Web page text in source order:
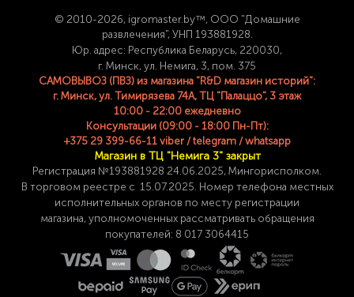
© 2010-2026, igromaster.by™, ООО "Домашние
развлечения", УНП 193881928.
Юр. адрес: Республика Беларусь, 220030,
г. Минск, ул. Немига, 3, пом. 375
САМОВЫВОЗ (ПВЗ) из магазина "R&D магазин историй":
г. Минск, ул. Тимирязева 74A, ТЦ "Палаццо", 3 этаж
10:00 - 22:00 ежедневно
Консультации (09:00 - 18:00 Пн-Пт):
+375 29 399-66-11 viber / telegram / whatsapp
Магазин в ТЦ "Немига 3" закрыт
Регистрация №193881928 24 .06.2025, Мингорисполком.
В торговом реестре с 15.07.2025. Номер телефона местных
исполнительных органов по месту регистрации
магазина,уполномоченных рассматривать обращения
покупателей: 8 017 3064415